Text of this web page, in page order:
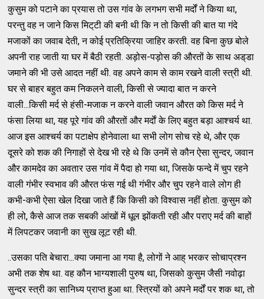
कुसुम को पटाने का प्रयास तो उस गांव के लगभग सभी मर्दों ने किया था,
परन्‍तु वह न जाने किस मिट्‌टी की बनी थी कि न तो किसी की बात या गंदे
मजाकों का जवाब देती, न कोई प्रतिक्रिया जाहिर करती. वह बिना कुछ बोले
अपनी राह जाती या घर में बैठी रहती. अड़ोस-पड़ोस की औरतों के साथ अड्‌डा
जमाने की भी उसे आदत नहीं थी. वह अपने काम से काम रखने वाली स्‍त्री थी.
घर से बाहर बहुत कम निकलने वाली, किसी से ज्‍यादा बात न करने
वाली...किसी मर्द से हंसी-मजाक न करने वाली जवान औरत को किस मर्द ने
फंसा लिया था, यह पूरे गांव की औरतों और मर्दाें के लिए बहुत बड़ा आश्‍चर्य था.
आज इस आश्‍चर्य का पटाक्षेप होनेवाला था सभी लोग सोच रहे थे, और एक
दूसरे को शक की निगाहों से देख भी रहे थे कि उनमें से कौन ऐसा सुन्‍दर, जवान
और कामदेव का अवतार उस गांव में पैदा हो गया था, जिसके फन्‍दे में चुप रहने
वाली गंभीर स्‍वभाव की औरत फंस गई थी गंभीर और चुप रहने वाले लोग ही
कभी-कभी ऐसा खेल दिखा जाते हैं कि किसी को विश्‍वास नहीं होता. कुसुम को
ही लो, कैसे आज तक सबकी आंखों में धूल झोंकती रही और पराए मर्द की बाहों
में लिपटकर जवानी का सुख लूट रही थी.
..उसका पति बेचारा...क्‍या जमाना आ गया है, लोगों ने आह्‌ भरकर सोचाप्रश्‍न
अभी तक शेष था. वह कौन भाग्‍यशाली पुरुष था, जिसको कुसुम जैसी नवोढ़ा
सुन्‍दर स्‍त्री का सानिध्‍य प्राप्‍त हुआ था. स्‍त्रियों को अपने मर्दों पर शक था, तो